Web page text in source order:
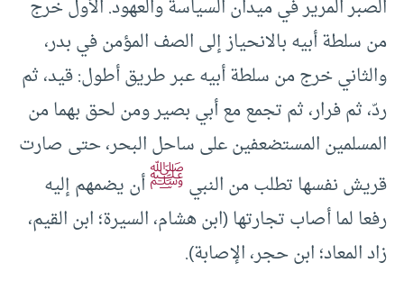
الصبر المرير في ميدان السياسة والعهود. الأول خرج
من سلطة أبيه بالانحياز إلى الصف المؤمن في بدر،
والثاني خرج من سلطة أبيه عبر طريق أطول: قيد، ثم
ردّ، ثم فرار، ثم تجمع مع أبي بصير ومن لحق بهما من
المسلمين المستضعفين على ساحل البحر، حتى صارت
قريش نفسها تطلب من النبيﷺأن يضمهم إليه
رفعا لما أصاب تجارتها (ابن هشام، السيرة؛ ابن القيم،
زاد المعاد؛ ابن حجر، الإصابة).